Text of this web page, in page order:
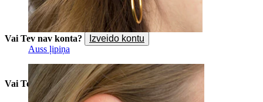
Auss ļipiņa
Vai Tev nav konta? Izveido kontu
Vai Tev nav konta? Izveidot kontu